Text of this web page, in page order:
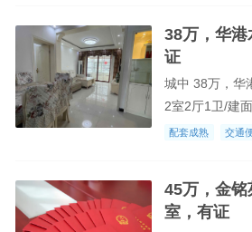
38万，华
证
城中 38万，华
2室2厅1卫/建
配套成熟 交通
45万，金
室，有证